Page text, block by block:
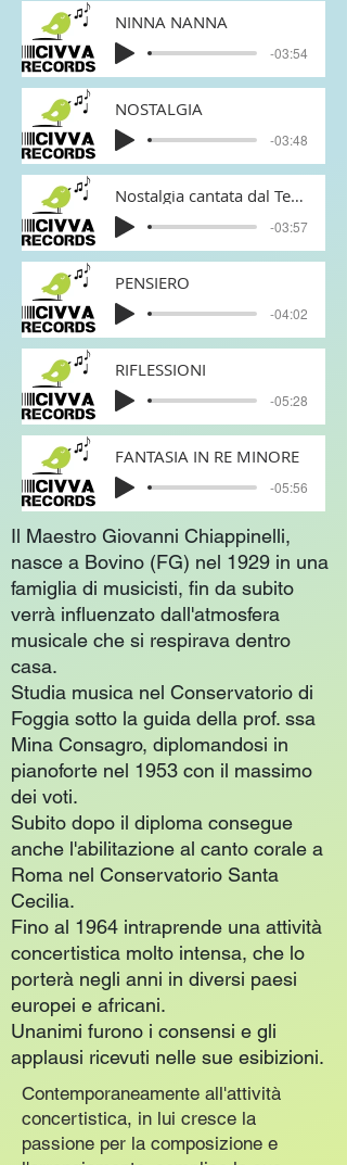
NINNA NANNA
-03:54
NOSTALGIA
-03:48
Nostalgia cantata dal Tenore Antonio De Palma
-03:57
PENSIERO
-04:02
RIFLESSIONI
-05:28
FANTASIA IN RE MINORE
-05:56
Il Maestro Giovanni Chiappinelli,
nasce a Bovino (FG) nel 1929 in una
famiglia di musicisti, fin da subito
verrà influenzato dall'atmosfera
musicale che si respirava dentro
casa.
Studia musica nel Conservatorio di
Foggia sotto la guida della prof. ssa
Mina Consagro, diplomandosi in
pianoforte nel 1953 con il massimo
dei voti.
Subito dopo il diploma consegue
anche l'abilitazione al canto corale a
Roma nel Conservatorio Santa
Cecilia.
Fino al 1964 intraprende una attività
concertistica molto intensa, che lo
porterà negli anni in diversi paesi
europei e africani.
Unanimi furono i consensi e gli
applausi ricevuti nelle sue esibizioni.
Contemporaneamente all'attività
concertistica, in lui cresce la
passione per la composizione e